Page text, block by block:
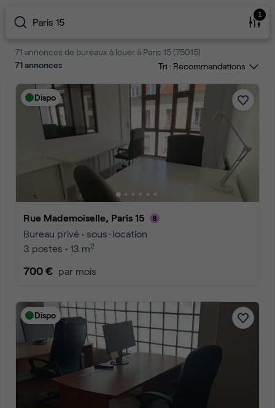
Paris 15
1
71 annonces de bureaux à louer à Paris 15 (75015)
71annonces Tri :
Dispo
Rue Mademoiselle, Paris 15
Bureau privé • sous-location
3 postes • 13 m2
700 € par mois
Dispo